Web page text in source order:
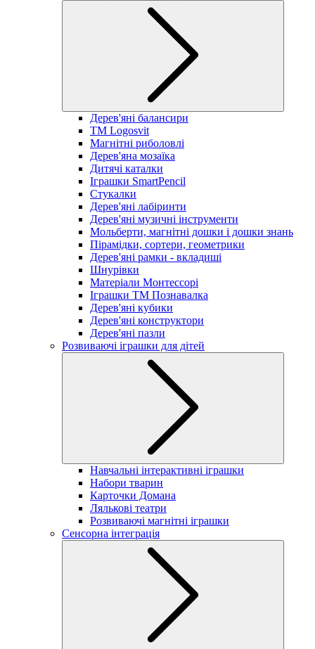
Дерев'яні балансири
TM Logosvit
Магнітні риболовлі
Дерев'яна мозаїка
Дитячі каталки
Іграшки SmartPencil
Стукалки
Дерев'яні лабіринти
Дерев'яні музичні інструменти
Мольберти, магнітні дошки і дошки знань
Пірамідки, сортери, геометрики
Дерев'яні рамки - вкладиші
Шнурівки
Матеріали Монтессорі
Іграшки ТМ Познавалка
Дерев'яні кубики
Дерев'яні конструктори
Дерев'яні пазли
Розвиваючі іграшки для дітей
Навчальні інтерактивні іграшки
Набори тварин
Карточки Домана
Лялькові театри
Розвиваючі магнітні іграшки
Сенсорна інтеграція